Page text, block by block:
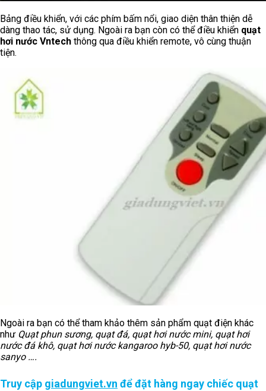
Bảng điều khiển, với các phím bấm nổi, giao diện thân thiện dễ
dàng thao tác, sử dụng. Ngoài ra bạn còn có thể điều khiển quạt
hơi nước Vntech thông qua điều khiển remote, vô cùng thuận
tiện.
Ngoài ra bạn có thể tham khảo thêm sản phẩm quạt điện khác
như Quạt phun sương, quạt đá, quạt hơi nước mini, quạt hơi
nước đá khô, quạt hơi nước kangaroo hyb-50, quạt hơi nước
sanyo ….
Truy cập giadungviet.vn để đặt hàng ngay chiếc quạt